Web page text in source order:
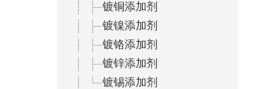
镀铜添加剂
镀镍添加剂
镀铬添加剂
镀锌添加剂
镀锡添加剂